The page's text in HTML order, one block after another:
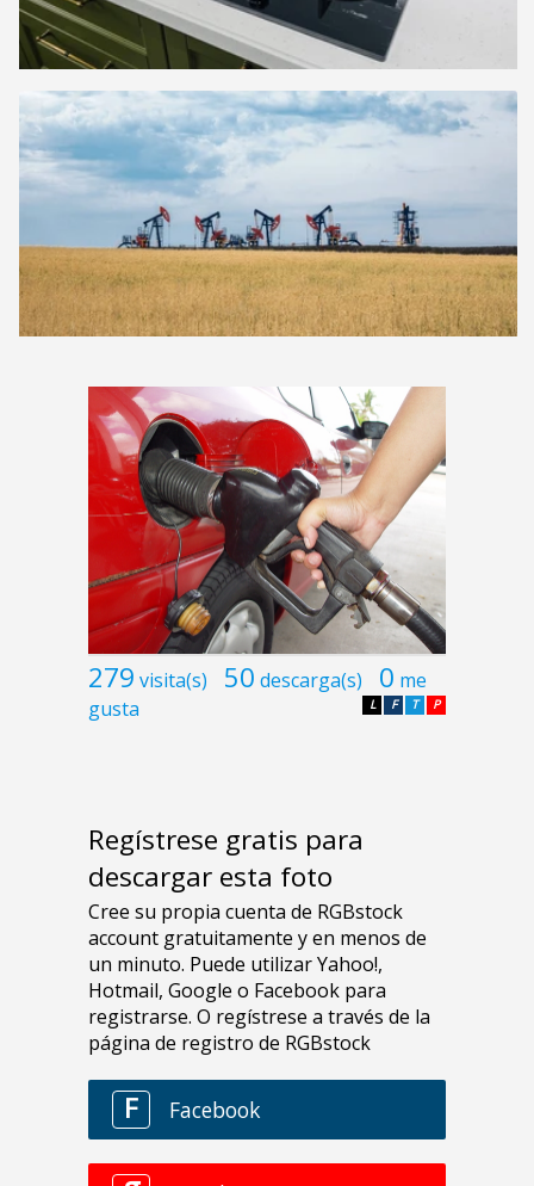
279 visita(s) 50 descarga(s) 0 me
gusta
P
T
F
L
Regístrese gratis para
descargar esta foto